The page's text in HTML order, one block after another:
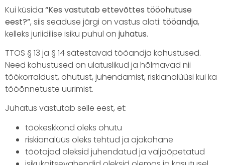
Kui küsida “Kes vastutab ettevõttes tööohutuse
eest?”, siis seaduse järgi on vastus alati: tööandja,
kelleks juriidilise isiku puhul on juhatus.
TTOS § 13 ja § 14 sätestavad tööandja kohustused.
Need kohustused on ulatuslikud ja hõlmavad nii
töökorraldust, ohutust, juhendamist, riskianalüüsi kui ka
tööõnnetuste uurimist.
Juhatus vastutab selle eest, et:
töökeskkond oleks ohutu
riskianalüüs oleks tehtud ja ajakohane
töötajad oleksid juhendatud ja väljaõpetatud